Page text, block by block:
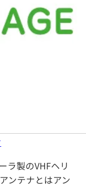
ラ製のVHFヘリ
ンテナとはアン